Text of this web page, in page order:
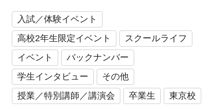
入試／体験イベント
高校2年生限定イベント
スクールライフ
イベント
バックナンバー
学生インタビュー
その他
授業／特別講師／講演会
卒業生
東京校